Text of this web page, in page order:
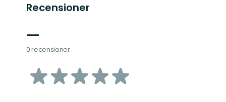
Recensioner
—
0 recensioner
av